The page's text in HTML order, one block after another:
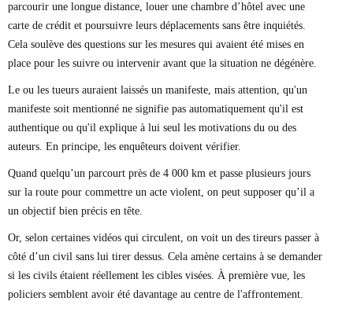
parcourir une longue distance, louer une chambre d’hôtel avec une
carte de crédit et poursuivre leurs déplacements sans être inquiétés.
Cela soulève des questions sur les mesures qui avaient été mises en
place pour les suivre ou intervenir avant que la situation ne dégénère.
Le ou les tueurs auraient laissés un manifeste, mais attention, qu'un
manifeste soit mentionné ne signifie pas automatiquement qu'il est
authentique ou qu'il explique à lui seul les motivations du ou des
auteurs. En principe, les enquêteurs doivent vérifier.
Quand quelqu’un parcourt près de 4 000 km et passe plusieurs jours
sur la route pour commettre un acte violent, on peut supposer qu’il a
un objectif bien précis en tête.
Or, selon certaines vidéos qui circulent, on voit un des tireurs passer à
côté d’un civil sans lui tirer dessus. Cela amène certains à se demander
si les civils étaient réellement les cibles visées. À première vue, les
policiers semblent avoir été davantage au centre de l'affrontement.